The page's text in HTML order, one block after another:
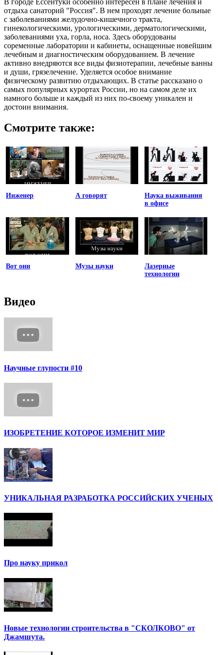
В городе Ессентуки особенно интересен в плане лечения и
отдыха санаторий "Россия". В нем проходят лечение больные
с заболеваниями желудочно-кишечного тракта,
гинекологическими, урологическими, дерматологическими,
заболеваниями уха, горла, носа. Здесь оборудованы
соременные лаборатории и кабинеты, оснащенные новейшим
лечебным и диагностическим оборудованием. В лечение
активно внедряются все виды физиотерапии, лечебные ванны
и души, грязелечение. Уделяется особое внимание
физическому развитию отдыхающих. В статье рассказано о
самых популярных курортах России, но на самом деле их
намного больше и каждый из них по-своему уникален и
достоин внимания.
Смотрите также:
Инженер А говорят
Наука выживания
в офисе
Вот они Музы науки
Лазерные
технологии
Видео
Научные глупости #10
ИЗОБРЕТЕНИЕ КОТОРОЕ ИЗМЕНИТ МИР
УНИКАЛЬНАЯ РАЗРАБОТКА РОССИЙСКИХ УЧЕНЫХ
Про науку прикол
Новые технологии строительства в "СКОЛКОВО" от
Джамшута.